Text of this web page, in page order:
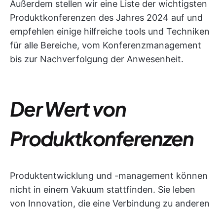
Außerdem stellen wir eine Liste der wichtigsten
Produktkonferenzen des Jahres 2024 auf und
empfehlen einige hilfreiche tools und Techniken
für alle Bereiche, vom Konferenzmanagement
bis zur Nachverfolgung der Anwesenheit.
Der Wert von
Produktkonferenzen
Produktentwicklung und -management können
nicht in einem Vakuum stattfinden. Sie leben
von Innovation, die eine Verbindung zu anderen